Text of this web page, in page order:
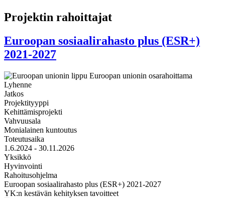
Projektin rahoittajat
Euroopan sosiaalirahasto plus (ESR+)
2021-2027
Lyhenne
Jatkos
Projektityyppi
Kehittämisprojekti
Vahvuusala
Monialainen kuntoutus
Toteutusaika
1.6.2024 - 30.11.2026
Yksikkö
Hyvinvointi
Rahoitusohjelma
Euroopan sosiaalirahasto plus (ESR+) 2021-2027
YK:n kestävän kehityksen tavoitteet